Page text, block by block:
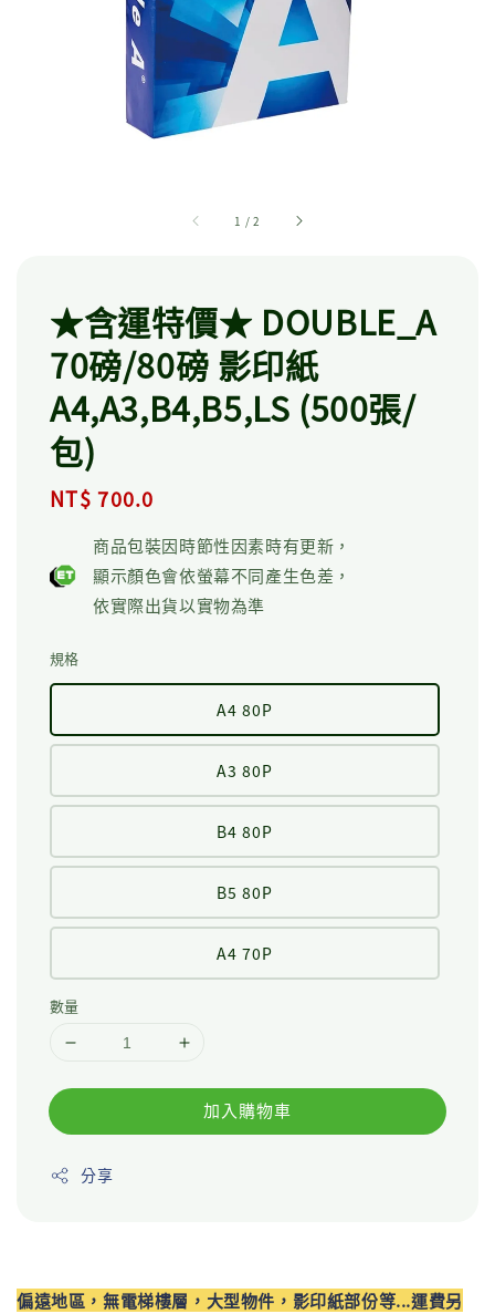
1 /2
★含運特價★ DOUBLE_A
70磅/80磅 影印紙
A4,A3,B4,B5,LS (500張/
包)
Regular
NT$ 700.0
商品包裝因時節性因素時有更新，
顯示顏色會依螢幕不同產生色差，
依實際出貨以實物為準
規格
A4 80P
A3 80P
B4 80P
B5 80P
A4 70P
數量
加入購物車
分享
偏遠地區，無電梯樓層，大型物件，影印紙部份等...運費另